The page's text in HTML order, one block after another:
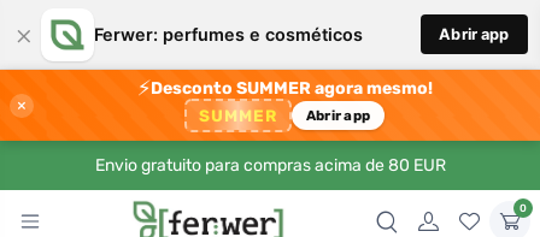
× Ferwer: perfumes e cosméticos Abrir app
×
⚡Desconto SUMMER agora mesmo!
SUMMER Abrir app
Envio gratuito para compras acima de 80 EUR
0